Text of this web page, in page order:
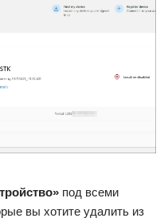
под всеми
вы хотите удалить из